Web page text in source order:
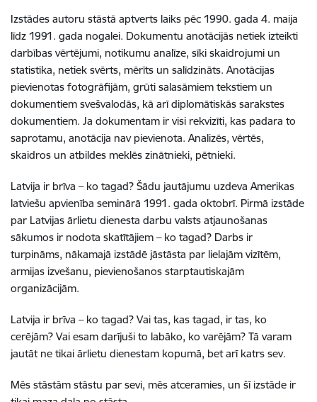
Izstādes autoru stāstā aptverts laiks pēc 1990. gada 4. maija
līdz 1991. gada nogalei. Dokumentu anotācijās netiek izteikti
darbības vērtējumi, notikumu analīze, sīki skaidrojumi un
statistika, netiek svērts, mērīts un salīdzināts. Anotācijas
pievienotas fotogrāfijām, grūti salasāmiem tekstiem un
dokumentiem svešvalodās, kā arī diplomātiskās sarakstes
dokumentiem. Ja dokumentam ir visi rekvizīti, kas padara to
saprotamu, anotācija nav pievienota. Analizēs, vērtēs,
skaidros un atbildes meklēs zinātnieki, pētnieki.
Latvija ir brīva – ko tagad? Šādu jautājumu uzdeva Amerikas
latviešu apvienība seminārā 1991. gada oktobrī. Pirmā izstāde
par Latvijas ārlietu dienesta darbu valsts atjaunošanas
sākumos ir nodota skatītājiem – ko tagad? Darbs ir
turpināms, nākamajā izstādē jāstāsta par lielajām vizītēm,
armijas izvešanu, pievienošanos starptautiskajām
organizācijām.
Latvija ir brīva – ko tagad? Vai tas, kas tagad, ir tas, ko
cerējām? Vai esam darījuši to labāko, ko varējām? Tā varam
jautāt ne tikai ārlietu dienestam kopumā, bet arī katrs sev.
Mēs stāstām stāstu par sevi, mēs atceramies, un šī izstāde ir